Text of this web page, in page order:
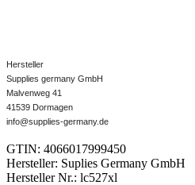
Hersteller
Supplies germany GmbH
Malvenweg 41
41539 Dormagen
info@supplies-germany.de
GTIN: 4066017999450
Hersteller: Suplies Germany GmbH
Hersteller Nr.: lc527xl